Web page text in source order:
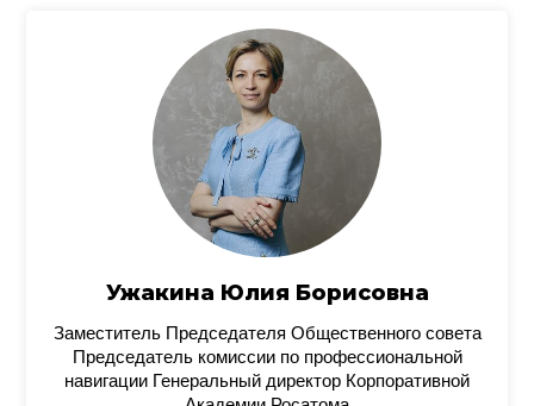
Ужакина Юлия Борисовна
Заместитель Председателя Общественного совета
Председатель комиссии по профессиональной
навигации Генеральный директор Корпоративной